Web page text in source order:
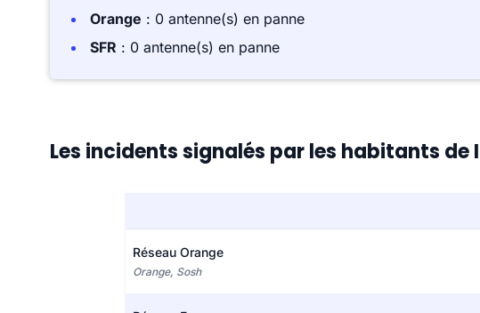
Orange : 0 antenne(s) en panne
SFR : 0 antenne(s) en panne
Les incidents signalés par les habitants de
Réseau Orange
Orange, Sosh